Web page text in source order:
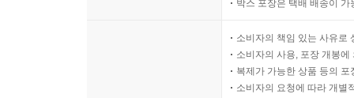
박스 포장은 택배 배송이
소비자의 책임 있는 사유로
소비자의 사용, 포장 개봉
복제가 가능한 상품 등의
소비자의 요청에 따라 개별